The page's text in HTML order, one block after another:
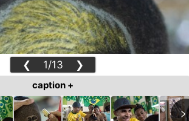
❮ 1/13 ❯
caption +